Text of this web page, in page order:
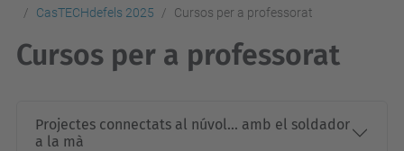
CasTECHdefels 2025
Cursos per a professorat
Cursos per a professorat
Projectes connectats al núvol... amb el soldador
a la mà